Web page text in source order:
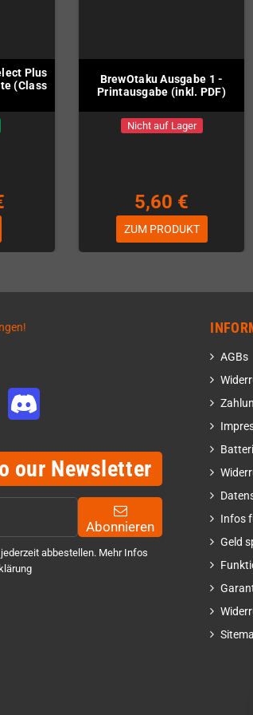
Plus
(Class
BrewOtaku Ausgabe 1 -
Printausgabe (inkl. PDF)
Nicht auf Lager
5,60 €
ZUM PRODUKT
YouTube
our Newsletter
Abonnieren
abbestellen. Mehr Infos
AGBs
Infos
Geld